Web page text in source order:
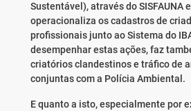
Sustentável), através do SISFAUNA e
operacionaliza os cadastros de
profissionais junto ao Sistema do
desempenhar estas ações, faz
criatórios clandestinos e tráfico de
conjuntas com a Polícia Ambiental.
E quanto a isto, especialmente por